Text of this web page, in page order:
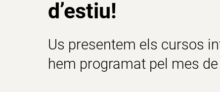
d’estiu!
Us presentem els cursos
hem programat pel mes